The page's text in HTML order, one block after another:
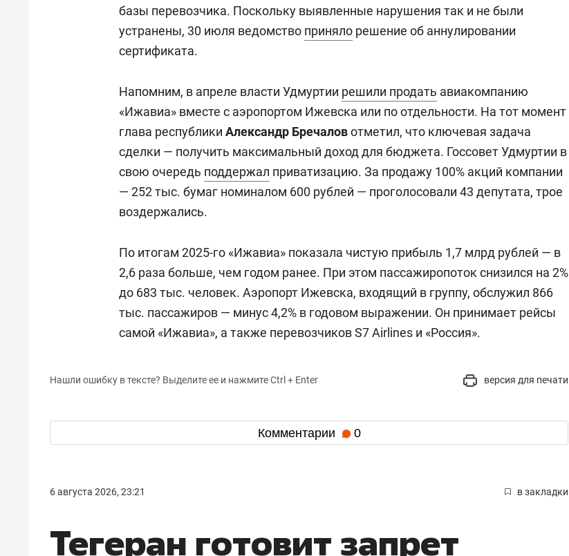
базы перевозчика. Поскольку выявленные нарушения так и не были
устранены, 30 июля ведомство приняло решение об аннулировании
сертификата.
Напомним, в апреле власти Удмуртии решили продать авиакомпанию
«Ижавиа» вместе с аэропортом Ижевска или по отдельности. На тот момент
глава республики Александр Бречаловотметил, что ключевая задача
сделки — получить максимальный доход для бюджета. Госсовет Удмуртии в
свою очередь поддержал приватизацию. За продажу 100% акций компании
— 252 тыс. бумаг номиналом 600 рублей — проголосовали 43 депутата, трое
воздержались.
По итогам 2025-го «Ижавиа» показала чистую прибыль 1,7 млрд рублей — в
2,6 раза больше, чем годом ранее. При этом пассажиропоток снизился на 2%
до 683 тыс. человек. Аэропорт Ижевска, входящий в группу, обслужил 866
тыс. пассажиров — минус 4,2% в годовом выражении. Он принимает рейсы
самой «Ижавиа», а также перевозчиков S7 Airlines и «Россия».
Нашли ошибку в тексте? Выделите ее и нажмите Ctrl + Enter версия для печати
Комментарии 0
6 августа 2026, 23:21 в закладки
Тегеран готовит запрет